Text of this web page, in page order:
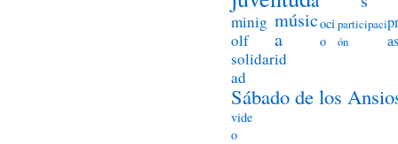
minig
olf
músic
a
oci
o
participaci
ón
as
solidarid
ad
Sábado de los
vide
o